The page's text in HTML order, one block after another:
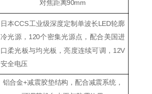
对焦距离90mm
日本CCS工业级深度定制单波长LED轮廓
冷光源，120个密集光源点，配合美国进
口柔光板与均光板，亮度连续可调，12V
安全电压
铝合金+减震胶垫结构，配合减震系统，